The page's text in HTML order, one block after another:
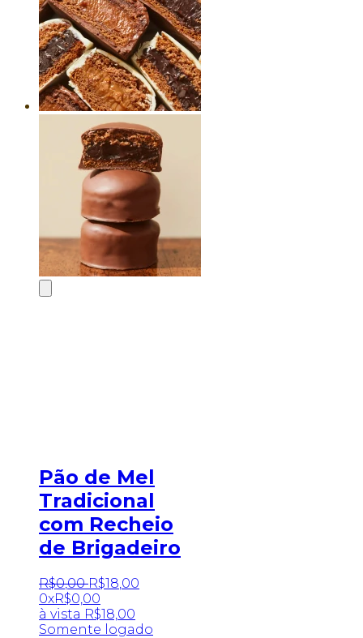
Pão de Mel
Tradicional
com Recheio
de Brigadeiro
R$0,00 R$18,00
0xR$0,00
à vista R$18,00
Somente logado